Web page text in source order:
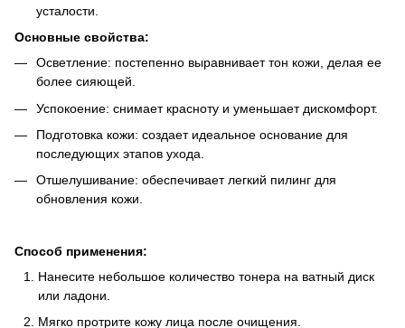
усталости.
Основные свойства:
Осветление: постепенно выравнивает тон кожи, делая ее
более сияющей.
Успокоение: снимает красноту и уменьшает дискомфорт.
Подготовка кожи: создает идеальное основание для
последующих этапов ухода.
Отшелушивание: обеспечивает легкий пилинг для
обновления кожи.
Способ применения:
Нанесите небольшое количество тонера на ватный диск
или ладони.
Мягко протрите кожу лица после очищения.